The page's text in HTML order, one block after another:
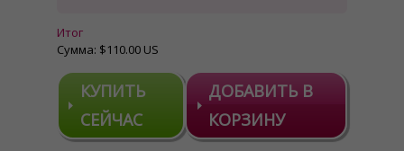
Итог
Сумма: $110.00 US
КУПИТЬ
СЕЙЧАС
ДОБАВИТЬ В
КОРЗИНУ